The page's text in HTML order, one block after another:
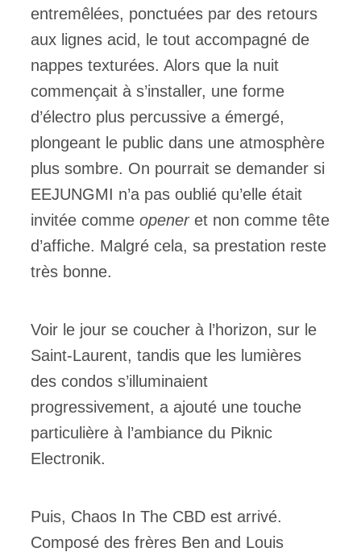
entremêlées, ponctuées par des retours
aux lignes acid, le tout accompagné de
nappes texturées. Alors que la nuit
commençait à s’installer, une forme
d’électro plus percussive a émergé,
plongeant le public dans une atmosphère
plus sombre. On pourrait se demander si
EEJUNGMI n’a pas oublié qu’elle était
invitée comme openeret non comme tête
d’affiche. Malgré cela, sa prestation reste
très bonne.
Voir le jour se coucher à l’horizon, sur le
Saint-Laurent, tandis que les lumières
des condos s’illuminaient
progressivement, a ajouté une touche
particulière à l’ambiance du Piknic
Electronik.
Puis, Chaos In The CBD est arrivé.
Composé des frères Ben and Louis